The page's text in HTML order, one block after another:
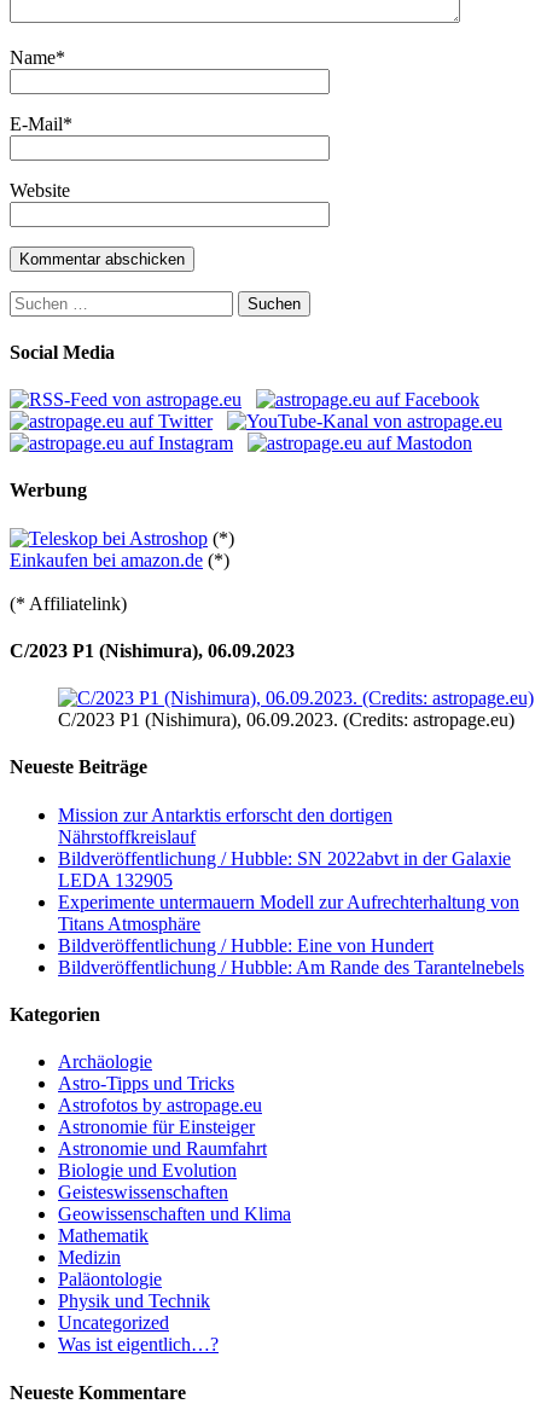
Name*
E-Mail*
Website
Suchen
nach:
Social Media
Werbung
(*)
Einkaufen bei amazon.de (*)
(* Affiliatelink)
C/2023 P1 (Nishimura), 06.09.2023
C/2023 P1 (Nishimura), 06.09.2023. (Credits: astropage.eu)
Neueste Beiträge
Mission zur Antarktis erforscht den dortigen
Nährstoffkreislauf
Bildveröffentlichung / Hubble: SN 2022abvt in der Galaxie
LEDA 132905
Experimente untermauern Modell zur Aufrechterhaltung von
Titans Atmosphäre
Bildveröffentlichung / Hubble: Eine von Hundert
Bildveröffentlichung / Hubble: Am Rande des Tarantelnebels
Kategorien
Archäologie
Astro-Tipps und Tricks
Astrofotos by astropage.eu
Astronomie für Einsteiger
Astronomie und Raumfahrt
Biologie und Evolution
Geisteswissenschaften
Geowissenschaften und Klima
Mathematik
Medizin
Paläontologie
Physik und Technik
Uncategorized
Was ist eigentlich…?
Neueste Kommentare